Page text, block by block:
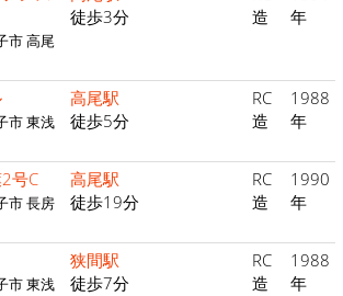
市 高尾
徒歩3分
造
年
市 東浅
高尾駅
徒歩5分
RC
造
1988
年
号C
市 長房
高尾駅
徒歩19分
RC
造
1990
年
市 東浅
狭間駅
徒歩7分
RC
造
1988
年